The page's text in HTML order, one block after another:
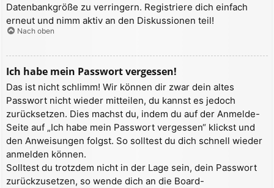
Datenbankgröße zu verringern. Registriere dich einfach
erneut und nimm aktiv an den Diskussionen teil!
Nach oben
Ich habe mein Passwort vergessen!
Das ist nicht schlimm! Wir können dir zwar dein altes
Passwort nicht wieder mitteilen, du kannst es jedoch
zurücksetzen. Dies machst du, indem du auf der Anmelde-
Seite auf „Ich habe mein Passwort vergessen“ klickst und
den Anweisungen folgst. So solltest du dich schnell wieder
anmelden können.
Solltest du trotzdem nicht in der Lage sein, dein Passwort
zurückzusetzen, so wende dich an die Board-